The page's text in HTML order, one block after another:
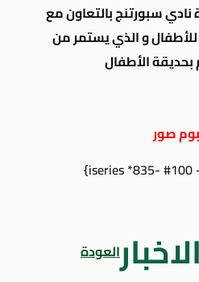
سبورتنج بالتعاون مع
و الذي يستمر من
صور
العودة